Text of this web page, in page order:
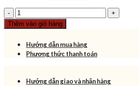
12,980,000₫.
Bếp
điện
từ
Zegu
ZM-
211IE
lượng
Thêm vào giỏ hàng
Hướng dẫn mua hàng
Phương thức thanh toán
Hướng dẫn giao và nhận hàng